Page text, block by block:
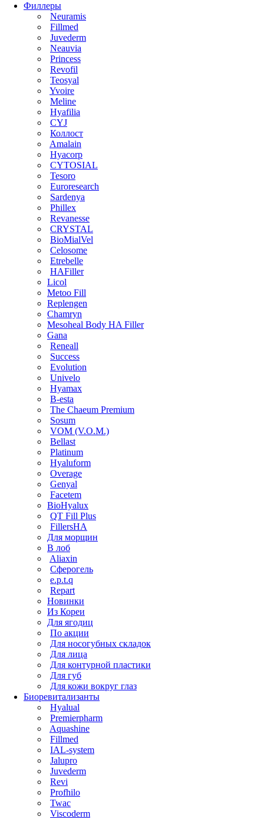
Филлеры
Neuramis
Fillmed
Juvederm
Neauvia
Princess
Revofil
Teosyal
Yvoire
Meline
Hyafilia
CYJ
Коллост
Amalain
Hyacorp
CYTOSIAL
Tesoro
Euroresearch
Sardenya
Phillex
Revanesse
CRYSTAL
BioMialVel
Celosome
Etrebelle
HAFiller
Licol
Metoo Fill
Replengen
Chamryn
Mesoheal Body HA Filler
Gana
Reneall
Success
Evolution
Univelo
Hyamax
B-esta
The Chaeum Premium
Sosum
VOM (V.O.M.)
Bellast
Platinum
Hyaluform
Overage
Genyal
Facetem
BioHyalux
QT Fill Plus
FillersHA
Для морщин
В лоб
Aliaxin
Сферогель
e.p.t.q
Repart
Новинки
Из Кореи
Для ягодиц
По акции
Для носогубных складок
Для лица
Для контурной пластики
Для губ
Для кожи вокруг глаз
Биоревитализанты
Hyalual
Premierpharm
Aquashine
Fillmed
IAL-system
Jalupro
Juvederm
Revi
Profhilo
Twac
Viscoderm